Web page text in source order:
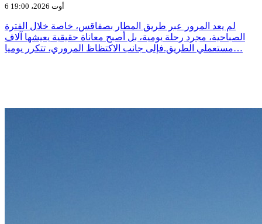
6 أوت 2026، 19:00
لم يعد المرور عبر طريق المطار بصفاقس، خاصة خلال الفترة
الصباحية، مجرد رحلة يومية، بل أصبح معاناة حقيقية يعيشها آلاف
مستعملي الطريق.فإلى جانب الاكتظاظ المروري، تتكرر يوميا…